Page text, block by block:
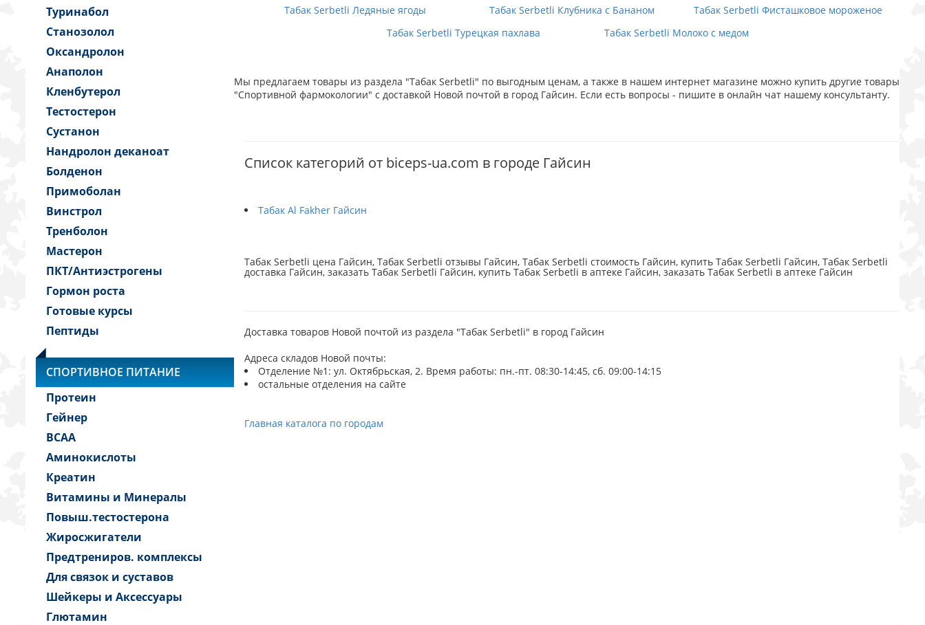
Туринабол
Станозолол
Оксандролон
Анаполон
Кленбутерол
Тестостерон
Сустанон
Нандролон деканоат
Болденон
Примоболан
Винстрол
Тренболон
Мастерон
ПКТ/Антиэстрогены
Гормон роста
Готовые курсы
Пептиды
СПОРТИВНОЕ ПИТАНИЕ
Протеин
Гейнер
BCAA
Аминокислоты
Креатин
Витамины и Минералы
Повыш.тестостерона
Жиросжигатели
Предтрениров. комплексы
Для связок и суставов
Шейкеры и Аксессуары
Глютамин
Табак Serbetli Ледяные ягоды Табак Serbetli Клубника с Бананом
Табак Serbetli Фисташковое мороженое
Табак Serbetli Турецкая пахлава
Табак Serbetli Молоко с медом
Мы предлагаем товары из раздела "Табак Serbetli" по выгодным ценам, а также в нашем интернет магазине можно купить другие товары
"Спортивной фармокологии" с доставкой Новой почтой в город Гайсин. Если есть вопросы - пишите в онлайн чат нашему консультанту.
Список категорий от biceps-ua.com в городе Гайсин
Табак Al Fakher Гайсин
Табак Serbetli цена Гайсин, Табак Serbetli отзывы Гайсин, Табак Serbetli стоимость Гайсин, купить Табак Serbetli Гайсин, Табак Serbetli
доставка Гайсин, заказать Табак Serbetli Гайсин, купить Табак Serbetli в аптеке Гайсин, заказать Табак Serbetli в аптеке Гайсин
Доставка товаров Новой почтой из раздела "Табак Serbetli" в город Гайсин
Адреса складов Новой почты:
Отделение №1: ул. Октябрьская, 2. Время работы: пн.-пт. 08:30-14:45, сб. 09:00-14:15
остальные отделения на сайте
Главная каталога по городам